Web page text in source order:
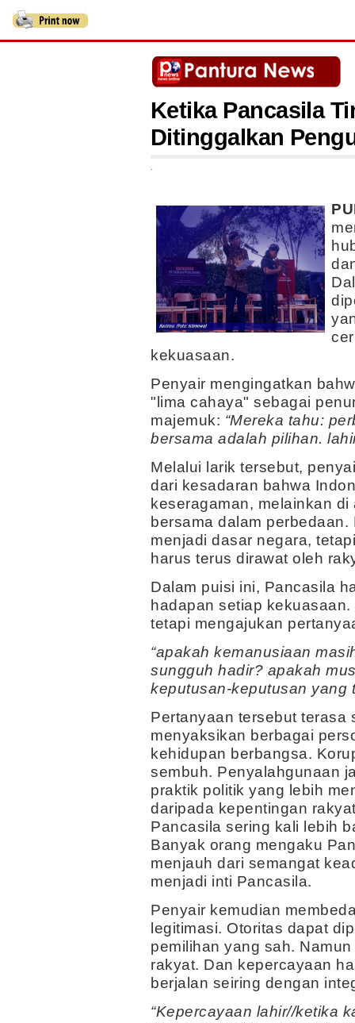
Ketika Pancasila
Ditinggalkan
kekuasaan.
Penyair mengingatkan
"lima cahaya" sebagai
majemuk: “Mereka tahu:
bersama adalah pilihan.
Melalui larik tersebut,
dari kesadaran bahwa
keseragaman, melainkan
bersama dalam
menjadi dasar negara,
harus terus dirawat oleh
Dalam puisi ini, Pancasila
hadapan setiap
tetapi mengajukan
“apakah kemanusiaan
sungguh hadir? apakah
keputusan-keputusan yang
Pertanyaan tersebut terasa
menyaksikan berbagai
kehidupan berbangsa.
sembuh. Penyalahgunaan
praktik politik yang lebih
daripada kepentingan
Pancasila sering kali lebih
Banyak orang mengaku
menjauh dari semangat
menjadi inti Pancasila.
Penyair kemudian
legitimasi. Otoritas dapat
pemilihan yang sah.
rakyat. Dan kepercayaan
berjalan seiring dengan
“Kepercayaan lahir//ketika